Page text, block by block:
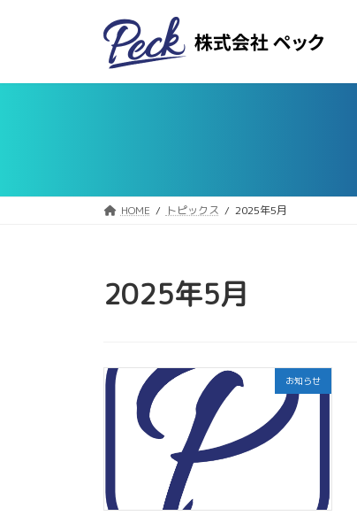
プ
動
HOME トピックス 2025年5月
2025年5月
お知らせ